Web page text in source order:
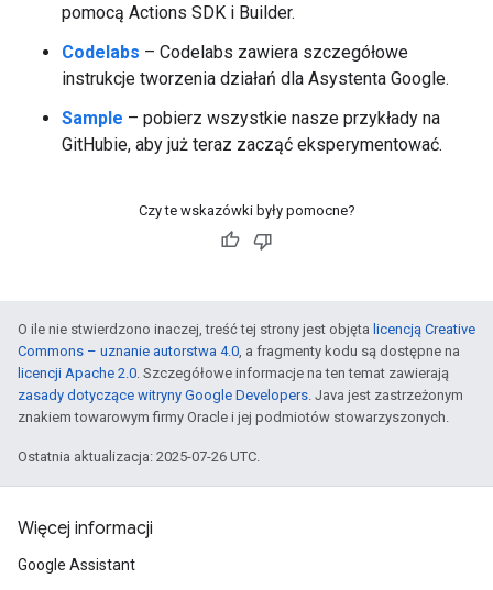
pomocą Actions SDK i Builder.
Codelabs – Codelabs zawiera szczegółowe
instrukcje tworzenia działań dla Asystenta Google.
Sample – pobierz wszystkie nasze przykłady na
GitHubie, aby już teraz zacząć eksperymentować.
Czy te wskazówki były pomocne?
O ile nie stwierdzono inaczej, treść tej strony jest objęta licencją Creative
Commons – uznanie autorstwa 4.0 , a fragmenty kodu są dostępne na
licencji Apache 2.0 . Szczegółowe informacje na ten temat zawierają
zasady dotyczące witryny Google Developers . Java jest zastrzeżonym
znakiem towarowym firmy Oracle i jej podmiotów stowarzyszonych.
Ostatnia aktualizacja: 2025-07-26 UTC.
Więcej informacji
Google Assistant